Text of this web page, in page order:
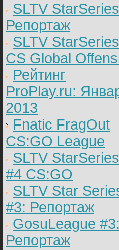
SLTV
Репортаж
SLTV
CS Global
Рейтинг
ProPlay.ru:
2013
Fnatic FragOut
CS:GO League
SLTV StarSeries
#4 CS:GO
SLTV Star
#3: Репортаж
GosuLeague #3:
Репортаж